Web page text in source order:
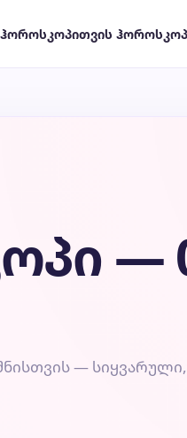
ჰოროსკოპითვის
—
— სიყვარული,